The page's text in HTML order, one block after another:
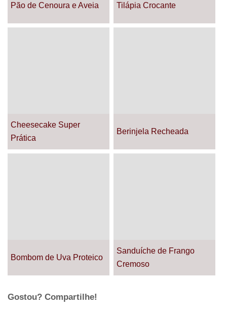
Pão de Cenoura e Aveia Tilápia Crocante
Cheesecake Super
Prática
Berinjela Recheada
Bombom de Uva Proteico
Sanduíche de Frango
Cremoso
Gostou? Compartilhe!